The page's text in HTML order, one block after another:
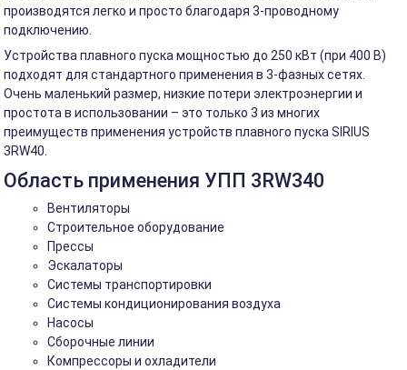
производятся легко и просто благодаря 3-проводному
подключению.
Устройства плавного пуска мощностью до 250 кВт (при 400 В)
подходят для стандартного применения в 3-фазных сетях.
Очень маленький размер, низкие потери электроэнергии и
простота в использовании – это только 3 из многих
преимуществ применения устройств плавного пуска SIRIUS
3RW40.
Область применения УПП 3RW340
Вентиляторы
Строительное оборудование
Прессы
Эскалаторы
Системы транспортировки
Системы кондиционирования воздуха
Насосы
Сборочные линии
Компрессоры и охладители